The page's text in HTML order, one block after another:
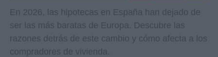
En 2026, las hipotecas en España han dejado de
ser las más baratas de Europa. Descubre las
razones detrás de este cambio y cómo afecta a los
compradores de vivienda.